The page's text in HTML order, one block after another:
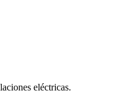
eléctricas.